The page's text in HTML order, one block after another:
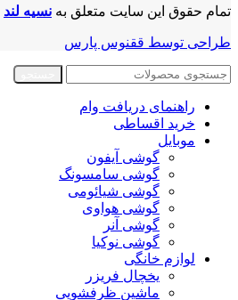
تمام حقوق این سایت متعلق به نسیه لند
طراحی توسط ققنوس پارس
راهنمای دریافت وام
خرید اقساطی
موبایل
گوشی آیفون
گوشی سامسونگ
گوشی شیائومی
گوشی هواوی
گوشی آنر
گوشی نوکیا
لوازم خانگی
یخچال فریزر
ماشین ظرفشویی